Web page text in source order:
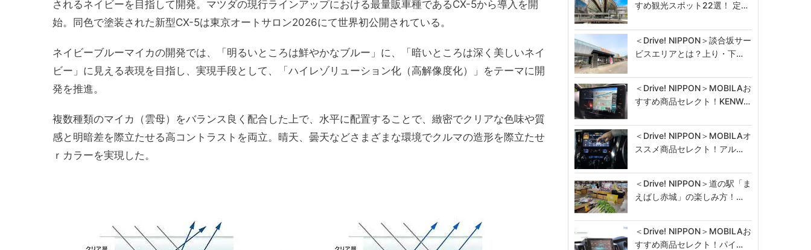
されるネイビーを目指して開発。マツダの現行ラインアップにおける最量販車種であるCX-5から導入を開
始。同色で塗装された新型CX-5は東京オートサロン2026にて世界初公開されている。
ネイビーブルーマイカの開発では、「明るいところは鮮やかなブルー」に、「暗いところは深く美しいネイ
ビー」に見える表現を目指し、実現手段として、「ハイレゾリューション化（高解像度化）」をテーマに開
発を推進。
複数種類のマイカ（雲母）をバランス良く配合した上で、水平に配置することで、緻密でクリアな色味や質
感と明暗差を際立たせる高コントラストを両立。晴天、曇天などさまざまな環境でクルマの造形を際立たせ
ｒカラーを実現した。
すめ観光スポット22選！ 定…
＜Drive! NIPPON＞談合坂サー
ビスエリアとは？上り・下…
＜Drive! NIPPON＞MOBILAお
すすめ商品セレクト！KENW…
＜Drive! NIPPON＞MOBILAオ
ススメ商品セレクト！アル…
＜Drive! NIPPON＞道の駅「ま
えばし赤城」の楽しみ方！…
＜Drive! NIPPON＞MOBILAお
すすめ商品セレクト！パイ…